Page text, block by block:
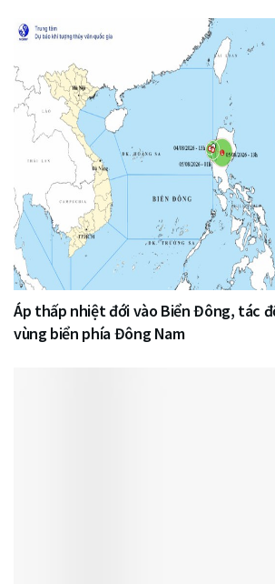
Áp thấp nhiệt đới vào Biển Đông, tác
vùng biển phía Đông Nam